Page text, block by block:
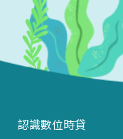
認識數位時貸